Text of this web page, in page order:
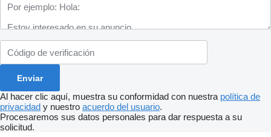
Al hacer clic aquí, muestra su conformidad con nuestra política de
privacidad y nuestro acuerdo del usuario.
Procesaremos sus datos personales para dar respuesta a su
solicitud.